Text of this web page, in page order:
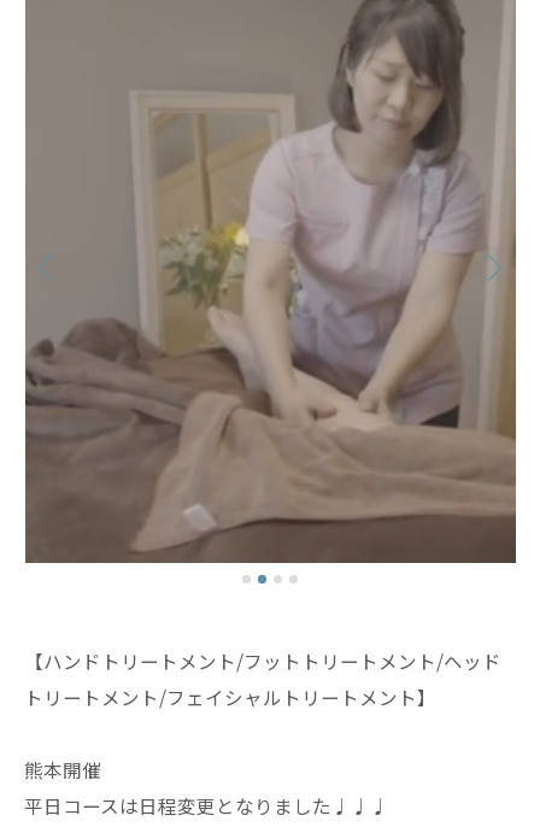
【ハンドトリートメント/フットトリートメント/ヘッド
トリートメント/フェイシャルトリートメント】
熊本開催
平日コースは日程変更となりました♩♩♩